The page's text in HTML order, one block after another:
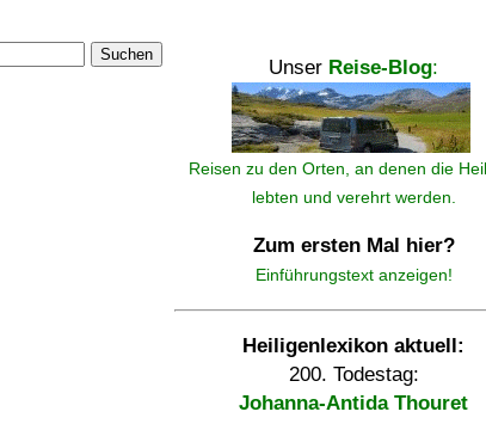
Suchen
Unser Reise-Blog:
Reisen zu den Orten, an denen die
lebten und verehrt werden.
Zum ersten Mal hier?
Einführungstext anzeigen!
Heiligenlexikon aktuell:
200. Todestag:
Johanna-Antida Thouret